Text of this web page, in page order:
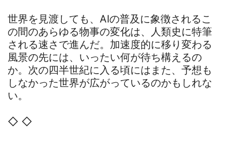
世界を見渡しても、AIの普及に象徴されるこ
の間のあらゆる物事の変化は、人類史に特筆
される速さで進んだ。加速度的に移り変わる
風景の先には、いったい何が待ち構えるの
か。次の四半世紀に入る頃にはまた、予想も
しなかった世界が広がっているのかもしれな
い。
◇ ◇